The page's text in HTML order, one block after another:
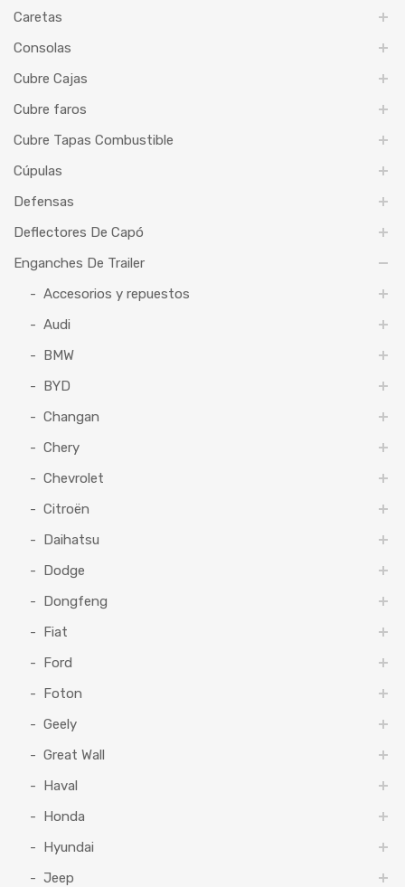
Caretas
Consolas
Cubre Cajas
Cubre faros
Cubre Tapas Combustible
Cúpulas
Defensas
Deflectores De Capó
Enganches De Trailer
Accesorios y repuestos
Audi
BMW
BYD
Changan
Chery
Chevrolet
Citroën
Daihatsu
Dodge
Dongfeng
Fiat
Ford
Foton
Geely
Great Wall
Haval
Honda
Hyundai
Jeep